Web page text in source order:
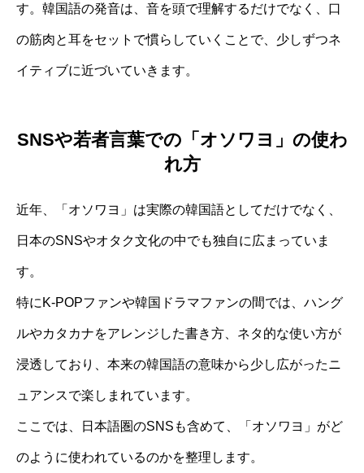
す。韓国語の発音は、音を頭で理解するだけでなく、口
の筋肉と耳をセットで慣らしていくことで、少しずつネ
イティブに近づいていきます。
SNSや若者言葉での「オソワヨ」の使わ
れ方
近年、「オソワヨ」は実際の韓国語としてだけでなく、
日本のSNSやオタク文化の中でも独自に広まっていま
す。
特にK-POPファンや韓国ドラマファンの間では、ハング
ルやカタカナをアレンジした書き方、ネタ的な使い方が
浸透しており、本来の韓国語の意味から少し広がったニ
ュアンスで楽しまれています。
ここでは、日本語圏のSNSも含めて、「オソワヨ」がど
のように使われているのかを整理します。